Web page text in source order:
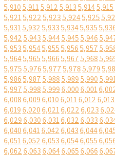
5,9105,9115,9125,9135,9145,915
5,9215,9225,9235,9245,925
5,9315,9325,9335,9345,935
5,9425,9435,9445,9455,946
5,9535,9545,9555,9565,957
5,9645,9655,9665,9675,968
5,9755,9765,9775,9785,979
5,9865,9875,9885,9895,990
5,9975,9985,9996,0006,001
6,0086,0096,0106,0116,0126,013
6,0196,0206,0216,0226,023
6,0296,0306,0316,0326,033
6,0406,0416,0426,0436,044
6,0516,0526,0536,0546,055
6,0626,0636,0646,0656,066